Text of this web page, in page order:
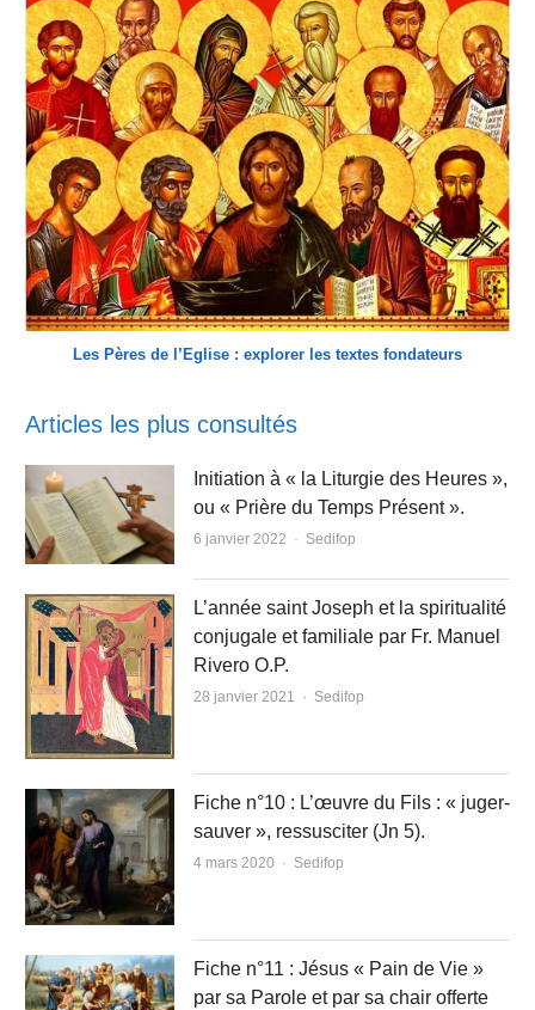
Les Pères de l’Eglise : explorer les textes fondateurs
Articles les plus consultés
Initiation à « la Liturgie des Heures »,
ou « Prière du Temps Présent ».
6 janvier 2022 Author
Sedifop
L’année saint Joseph et la spiritualité
conjugale et familiale par Fr. Manuel
Rivero O.P.
28 janvier 2021 Author
Sedifop
Fiche n°10 : L’œuvre du Fils : « juger-
sauver », ressusciter (Jn 5).
4 mars 2020 Author
Sedifop
Fiche n°11 : Jésus « Pain de Vie »
par sa Parole et par sa chair offerte